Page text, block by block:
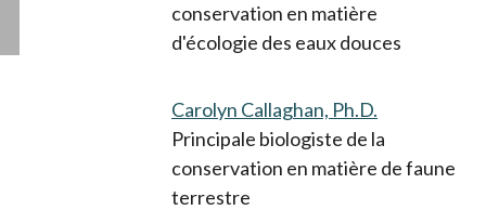
conservation en matière
d'écologie des eaux douces
Carolyn Callaghan, Ph.D.
Principale biologiste de la
conservation en matière de faune
terrestre